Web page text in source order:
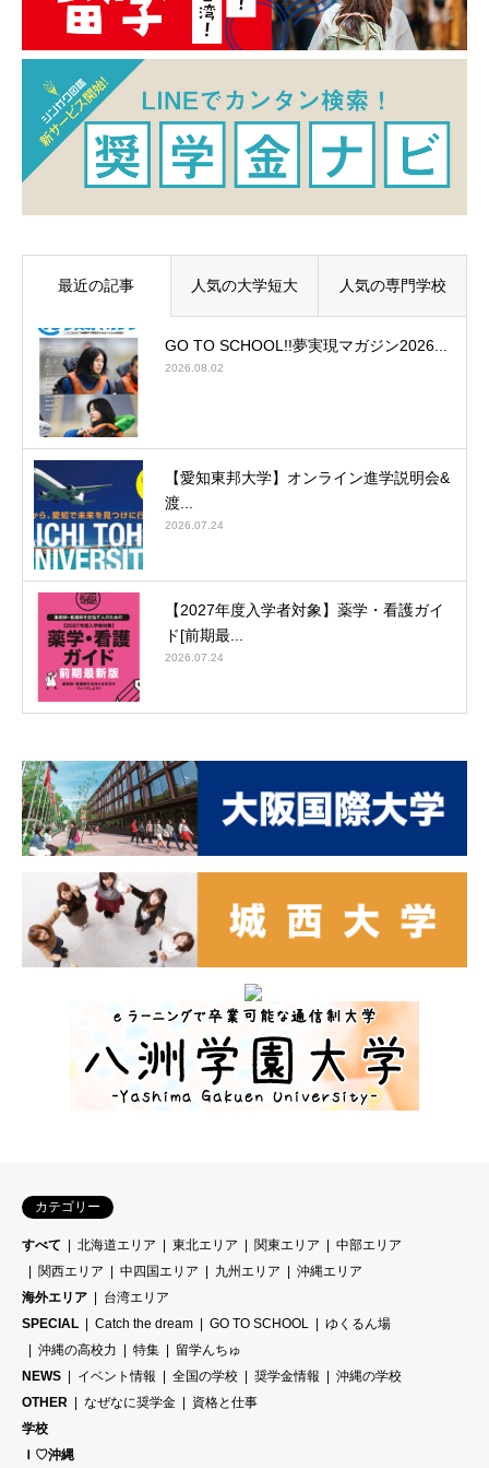
最近の記事 人気の大学短大 人気の専門学校
GO TO SCHOOL!!夢実現マガジン2026...
2026.08.02
【愛知東邦大学】オンライン進学説明会&
渡...
2026.07.24
【2027年度入学者対象】薬学・看護ガイ
ド[前期最...
2026.07.24
カテゴリー
すべて 北海道エリア 東北エリア 関東エリア
中部エリア
関西エリア
中四国エリア 九州エリア
沖縄エリア
海外エリア
台湾エリア
SPECIAL
Catch the dream GO TO SCHOOL
ゆくるん場
沖縄の高校力
特集
留学んちゅ
NEWS
イベント情報 全国の学校 奨学金情報
沖縄の学校
OTHER
なぜなに奨学金
資格と仕事
学校
Ｉ♡沖縄